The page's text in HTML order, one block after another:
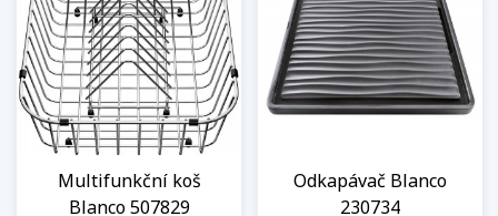
Multifunkční koš
Blanco 507829
Odkapávač Blanco
230734